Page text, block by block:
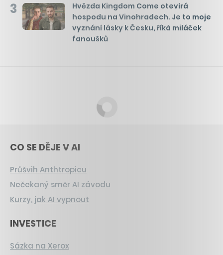
3
Hvězda Kingdom Come otevírá
hospodu na Vinohradech. Je to moje
vyznání lásky k Česku, říká miláček
fanoušků
CO SE DĚJE V AI
Průšvih Anthtropicu
Nečekaný směr AI závodu
Kurzy, jak AI vypnout
INVESTICE
Sázka na Xerox